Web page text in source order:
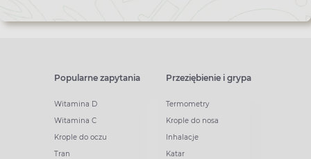
Popularne zapytania
Witamina D
Witamina C
Krople do oczu
Tran
Przeziębienie i grypa
Termometry
Krople do nosa
Inhalacje
Katar